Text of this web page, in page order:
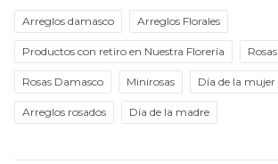
Arreglos damasco Arreglos Florales
Productos con retiro en Nuestra Florería Rosas
Rosas Damasco Minirosas Día de la mujer
Arreglos rosados Día de la madre